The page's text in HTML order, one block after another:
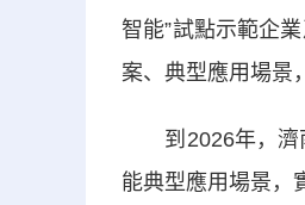
智能”試點示範企
案、典型應用場景
到2026年，濟南
能典型應用場景，